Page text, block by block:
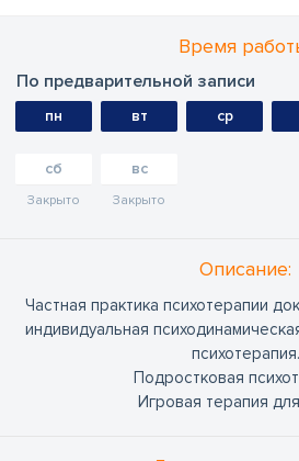
Время
По предварительной записи
пн вт ср
сб
Закрыто
вс
Закрыто
Oписание:
Частная практика психотерапии
индивидуальная
психотерапия.
Подростковая
Игровая терапия